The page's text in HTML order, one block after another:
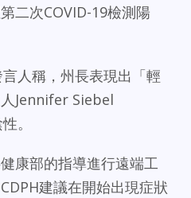
二次COVID-19檢測陽
人稱，州長表現出「輕
Jennifer Siebel
。
康部的指導進行遠端工
建議在開始出現症狀